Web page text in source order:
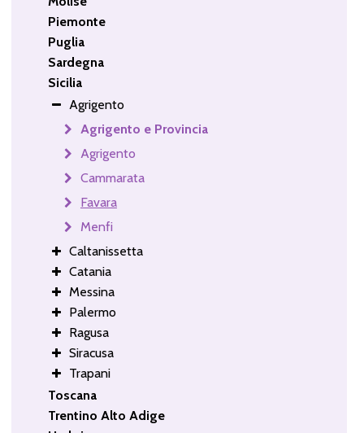
Piemonte
Puglia
Sardegna
Sicilia
Agrigento
Agrigento e Provincia
Agrigento
Cammarata
Favara
Menfi
Caltanissetta
Catania
Messina
Palermo
Ragusa
Siracusa
Trapani
Toscana
Trentino Alto Adige